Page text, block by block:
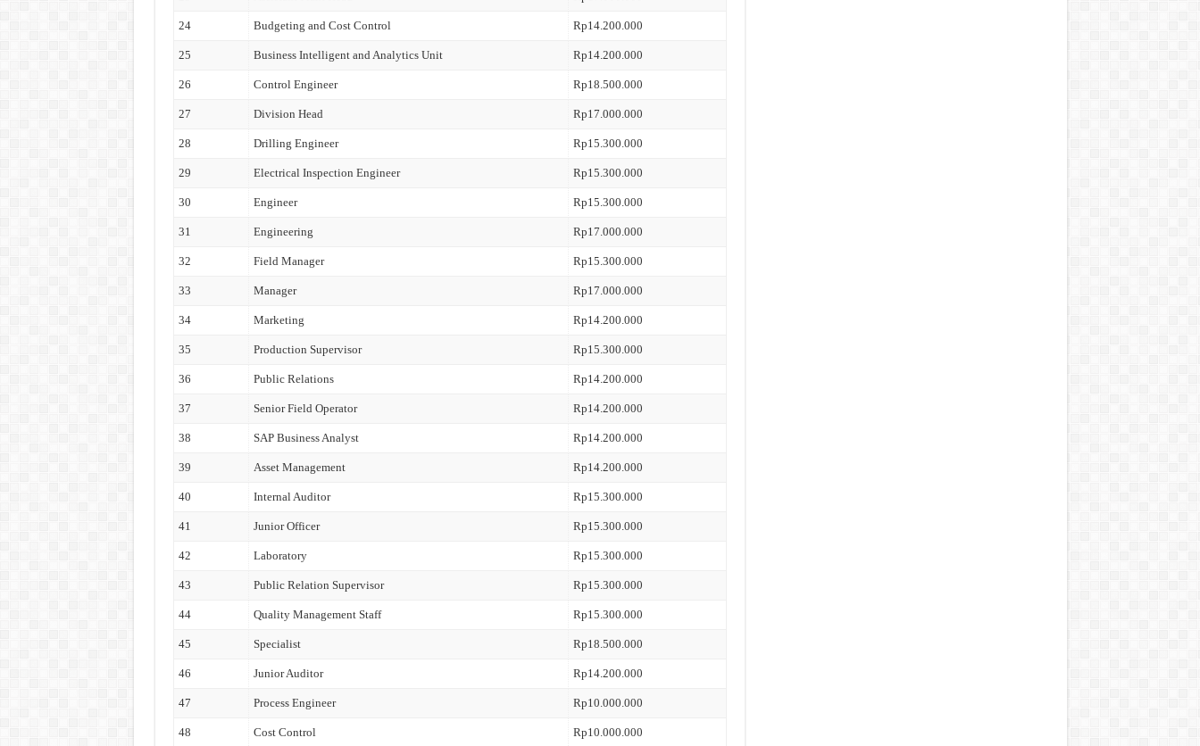
24 Budgeting and Cost Control Rp14.200.000
25 Business Intelligent and Analytics Unit Rp14.200.000
26 Control Engineer Rp18.500.000
27 Division Head Rp17.000.000
28 Drilling Engineer Rp15.300.000
29 Electrical Inspection Engineer Rp15.300.000
30 Engineer Rp15.300.000
31 Engineering Rp17.000.000
32 Field Manager Rp15.300.000
33 Manager Rp17.000.000
34 Marketing Rp14.200.000
35 Production Supervisor Rp15.300.000
36 Public Relations Rp14.200.000
37 Senior Field Operator Rp14.200.000
38 SAP Business Analyst Rp14.200.000
39 Asset Management Rp14.200.000
40 Internal Auditor Rp15.300.000
41 Junior Officer Rp15.300.000
42 Laboratory Rp15.300.000
43 Public Relation Supervisor Rp15.300.000
44 Quality Management Staff Rp15.300.000
45 Specialist Rp18.500.000
46 Junior Auditor Rp14.200.000
47 Process Engineer Rp10.000.000
48 Cost Control Rp10.000.000